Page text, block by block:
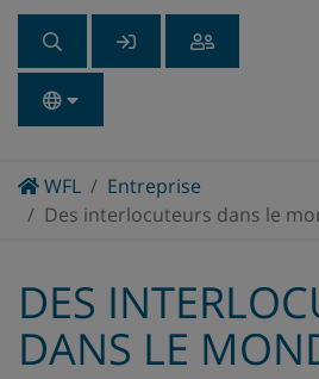
WFLHomeEntreprise
Des interlocuteurs dans le
DES
DANS LE